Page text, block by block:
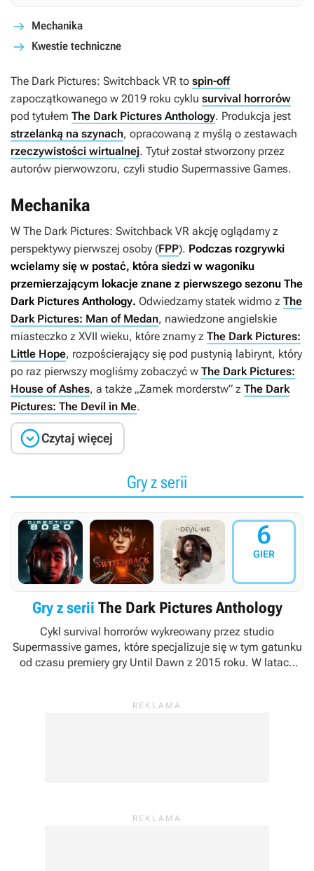
Mechanika
Kwestie techniczne
The Dark Pictures: Switchback VR to spin-off
zapoczątkowanego w 2019 roku cyklu survival horrorów
pod tytułem The Dark Pictures Anthology. Produkcja jest
strzelanką na szynach, opracowaną z myślą o zestawach
rzeczywistości wirtualnej. Tytuł został stworzony przez
autorów pierwowzoru, czyli studio Supermassive Games.
Mechanika
W The Dark Pictures: Switchback VR akcję oglądamy z
perspektywy pierwszej osoby (FPP). Podczas rozgrywki
wcielamy się w postać, która siedzi w wagoniku
przemierzającym lokacje znane z pierwszego sezonu The
Dark Pictures Anthology. Odwiedzamy statek widmo z The
Dark Pictures: Man of Medan, nawiedzone angielskie
miasteczko z XVII wieku, które znamy z The Dark Pictures:
Little Hope, rozpościerający się pod pustynią labirynt, który
po raz pierwszy mogliśmy zobaczyć w The Dark Pictures:
House of Ashes, a także „Zamek morderstw” z The Dark
Pictures: The Devil in Me.
Czytaj więcej
Gry z serii
6
GIER
Gry z serii The Dark Pictures Anthology
Cykl survival horrorów wykreowany przez studio
Supermassive games, które specjalizuje się w tym gatunku
od czasu premiery gry Until Dawn z 2015 roku. W latach
zespół zaczął samodzielnie wypuszczać dzieła wchodzące